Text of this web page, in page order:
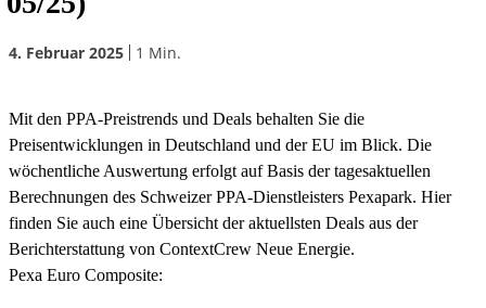
4. Februar 2025 1 Min.
Mit den PPA-Preistrends und Deals behalten Sie die
Preisentwicklungen in Deutschland und der EU im Blick. Die
wöchentliche Auswertung erfolgt auf Basis der tagesaktuellen
Berechnungen des Schweizer PPA-Dienstleisters Pexapark. Hier
finden Sie auch eine Übersicht der aktuellsten Deals aus der
Berichterstattung von ContextCrew Neue Energie.
Pexa Euro Composite: